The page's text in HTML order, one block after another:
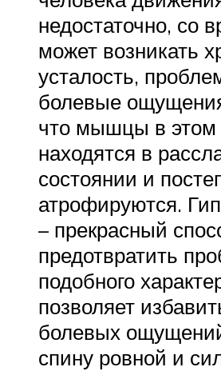
недостаточно, со
может возникать
усталость,
болевые
что мышцы в этом
находятся в
состоянии и
атрофируются.
– прекрасный
предотвратить
подобного
позволяет
болевых
спину ровной и